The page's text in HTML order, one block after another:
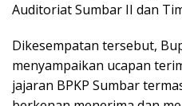
Auditoriat Sumbar II dan
Dikesempatan tersebut,
menyampaikan ucapan
jajaran BPKP Sumbar